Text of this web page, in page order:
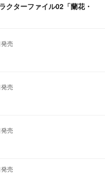
クターファイル02「蘭花・
売
売
売
売